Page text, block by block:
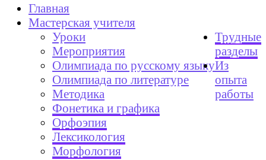
Главная
Мастерская учителя
Уроки
Мероприятия
Олимпиада по русскому языку
Олимпиада по литературе
Методика
Трудные
разделы
Фонетика и графика
Орфоэпия
Лексикология
Морфология
Из
опыта
работы